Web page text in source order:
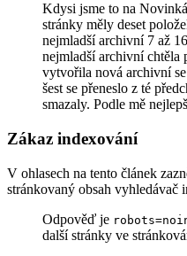
Kdysi jsme to na
stránky měly deset
nejmladší archivní 7 až
nejmladší archivní chtěla
vytvořila nová archivní
šest se přeneslo z té
smazaly. Podle mě
Zákaz indexování
V ohlasech na tento článek
stránkovaný obsah vyhledávač
Odpověď je
další stránky ve